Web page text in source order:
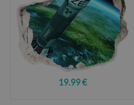
19.99 €